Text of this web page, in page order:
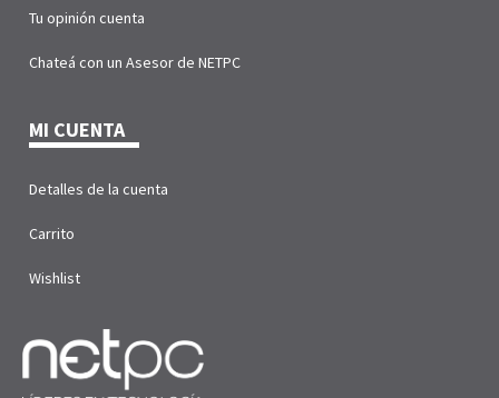
Tu opinión cuenta
Chateá con un Asesor de NETPC
MI CUENTA
Detalles de la cuenta
Carrito
Wishlist